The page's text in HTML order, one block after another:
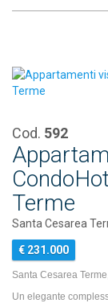
Cod. 592
Terme
Santa Cesarea
€ 231.000
Santa Cesarea
Un elegante